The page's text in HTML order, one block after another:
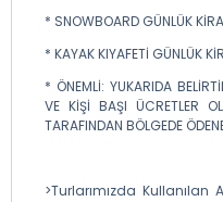
* SNOWBOARD GÜNLÜK
* KAYAK KIYAFETİ GÜNLÜK
* ÖNEMLİ: YUKARIDA
VE KİŞİ BAŞI ÜCRETLER
TARAFINDAN BÖLGEDE
>Turlarımızda Kullanılan